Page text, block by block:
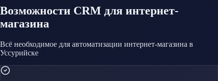
Возможности CRM для интернет-
магазина
Всё необходимое для автоматизации интернет-магазина в
Уссурийске